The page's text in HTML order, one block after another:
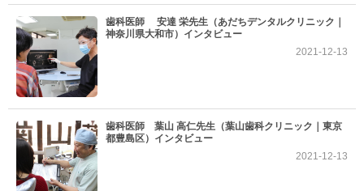
歯科医師 安達 栄先生（あだちデンタルクリニック｜
神奈川県大和市）インタビュー
2021-12-13
歯科医師 葉山 高仁先生（葉山歯科クリニック｜東京
都豊島区）インタビュー
2021-12-13